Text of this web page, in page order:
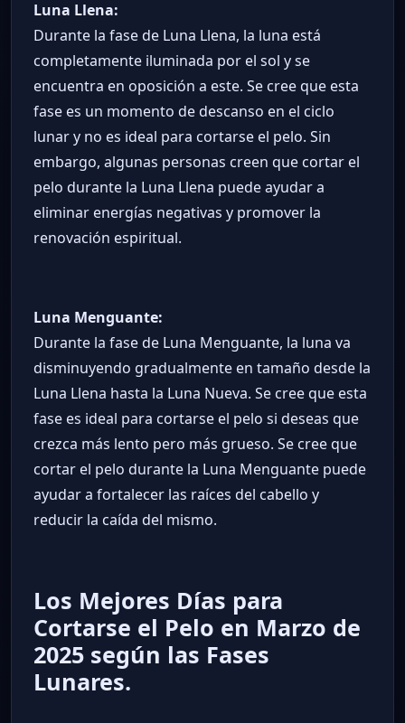
Luna Llena:
Durante la fase de Luna Llena, la luna está
completamente iluminada por el sol y se
encuentra en oposición a este. Se cree que esta
fase es un momento de descanso en el ciclo
lunar y no es ideal para cortarse el pelo. Sin
embargo, algunas personas creen que cortar el
pelo durante la Luna Llena puede ayudar a
eliminar energías negativas y promover la
renovación espiritual.
Luna Menguante:
Durante la fase de Luna Menguante, la luna va
disminuyendo gradualmente en tamaño desde la
Luna Llena hasta la Luna Nueva. Se cree que esta
fase es ideal para cortarse el pelo si deseas que
crezca más lento pero más grueso. Se cree que
cortar el pelo durante la Luna Menguante puede
ayudar a fortalecer las raíces del cabello y
reducir la caída del mismo.
Los Mejores Días para
Cortarse el Pelo en Marzo de
2025 según las Fases
Lunares.